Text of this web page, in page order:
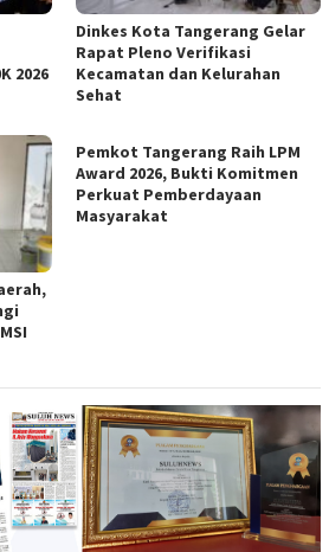
2026
Dinkes Kota Tangerang Gelar
Rapat Pleno Verifikasi
Kecamatan dan Kelurahan
Sehat
Pemkot Tangerang Raih LPM
Award 2026, Bukti Komitmen
Perkuat Pemberdayaan
Masyarakat